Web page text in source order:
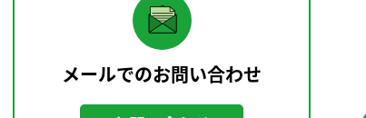
メールでのお問い合わせ